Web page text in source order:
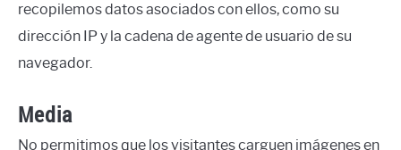
recopilemos datos asociados con ellos, como su
dirección IP y la cadena de agente de usuario de su
navegador.
Media
No permitimos que los visitantes carguen imágenes en